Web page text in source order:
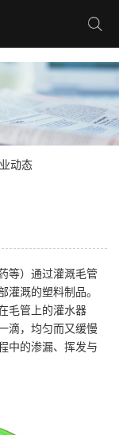
动态
等）通过灌溉毛管
灌溉的塑料制品。
毛管上的灌水器
滴，均匀而又缓慢
中的渗漏、挥发与